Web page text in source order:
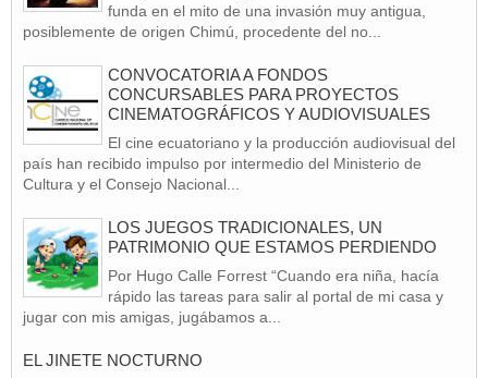
funda en el mito de una invasión muy antigua,
posiblemente de origen Chimú, procedente del no...
CONVOCATORIA A FONDOS
CONCURSABLES PARA PROYECTOS
CINEMATOGRÁFICOS Y AUDIOVISUALES
El cine ecuatoriano y la producción audiovisual del
país han recibido impulso por intermedio del Ministerio de
Cultura y el Consejo Nacional...
LOS JUEGOS TRADICIONALES, UN
PATRIMONIO QUE ESTAMOS PERDIENDO
Por Hugo Calle Forrest “Cuando era niña, hacía
rápido las tareas para salir al portal de mi casa y
jugar con mis amigas, jugábamos a...
EL JINETE NOCTURNO